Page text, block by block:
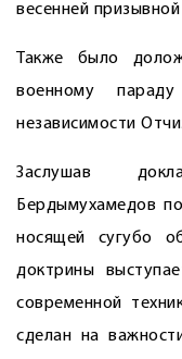
весенней
Также было
военному
независимости
Заслушав
Бердымухамедов
носящей сугубо
доктрины
современной
сделан на